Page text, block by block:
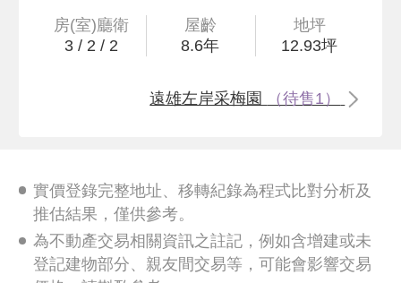
房(室)廳衛
3 / 2 / 2
屋齡
8.6年
地坪
12.93坪
遠雄左岸采梅園 （待售1）
實價登錄完整地址、移轉紀錄為程式比對分析及
推估結果，僅供參考。
為不動產交易相關資訊之註記，例如含增建或未
登記建物部分、親友間交易等，可能會影響交易